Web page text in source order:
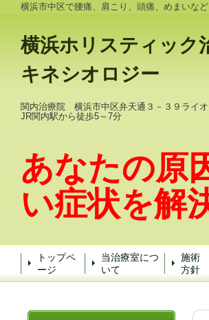
横浜市中区で腰痛、肩こり、頭痛、めまいな
横浜ホリスティック
キネシオロジー
関内治療院 横浜市中区弁天通３－３９ライ
JR関内駅から徒歩5～7分
あなたの原
い症状を解
トップペ
ージ
当治療室につ
いて
施術
方針